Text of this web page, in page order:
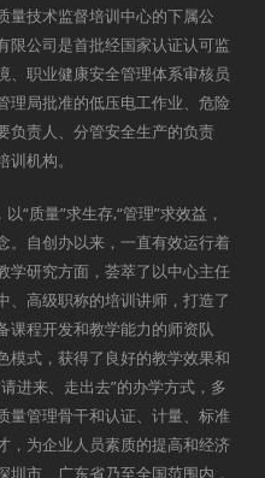
量技术监督培训中心的下属公
限公司是首批经国家认证认可监
、职业健康安全管理体系审核员
理局批准的低压电工作业、危险
负责人、分管安全生产的负责
机构。
“质量”求生存,“管理”求效益，
。自创办以来，一直有效运行着
学研究方面，荟萃了以中心主任
、高级职称的培训讲师，打造了
课程开发和教学能力的师资队
模式，获得了良好的教学效果和
进来、走出去”的办学方式，多
量管理骨干和认证、计量、标准
，为企业人员素质的提高和经济
市、广东省乃至全国范围内，